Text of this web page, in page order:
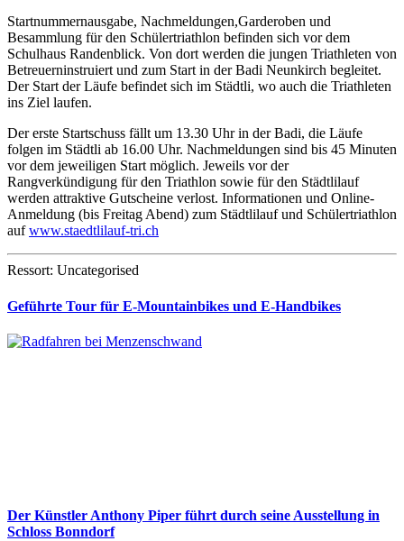
Startnummernausgabe, Nachmeldungen,Garderoben und
Besammlung für den Schülertriathlon befinden sich vor dem
Schulhaus Randenblick. Von dort werden die jungen Triathleten von
Betreuerninstruiert und zum Start in der Badi Neunkirch begleitet.
Der Start der Läufe befindet sich im Städtli, wo auch die Triathleten
ins Ziel laufen.
Der erste Startschuss fällt um 13.30 Uhr in der Badi, die Läufe
folgen im Städtli ab 16.00 Uhr. Nachmeldungen sind bis 45 Minuten
vor dem jeweiligen Start möglich. Jeweils vor der
Rangverkündigung für den Triathlon sowie für den Städtlilauf
werden attraktive Gutscheine verlost. Informationen und Online-
Anmeldung (bis Freitag Abend) zum Städtlilauf und Schülertriathlon
aufwww.staedtlilauf-tri.ch
Ressort: Uncategorised
Geführte Tour für E-Mountainbikes und E-Handbikes
Der Künstler Anthony Piper führt durch seine Ausstellung in
Schloss Bonndorf